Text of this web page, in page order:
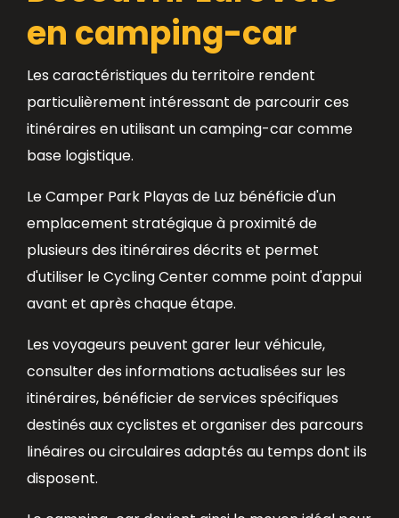
en camping-car
Les caractéristiques du territoire rendent
particulièrement intéressant de parcourir ces
itinéraires en utilisant un camping-car comme
base logistique.
Le Camper Park Playas de Luz bénéficie d'un
emplacement stratégique à proximité de
plusieurs des itinéraires décrits et permet
d'utiliser le Cycling Center comme point d'appui
avant et après chaque étape.
Les voyageurs peuvent garer leur véhicule,
consulter des informations actualisées sur les
itinéraires, bénéficier de services spécifiques
destinés aux cyclistes et organiser des parcours
linéaires ou circulaires adaptés au temps dont ils
disposent.